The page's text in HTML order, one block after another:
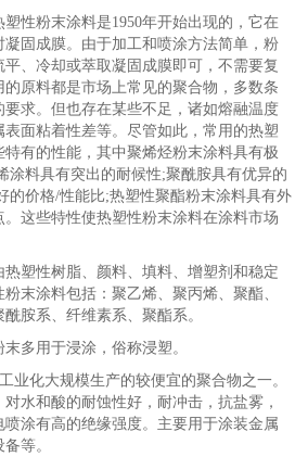
性粉末涂料是1950年开始出现的，它在
固成膜。由于加工和喷涂方法简单，粉
、冷却或萃取凝固成膜即可，不需要复
原料都是市场上常见的聚合物，多数条
求。但也存在某些不足，诸如熔融温度
面粘着性差等。尽管如此，常用的热塑
有的性能，其中聚烯烃粉末涂料具有极
涂料具有突出的耐候性;聚酰胺具有优异的
的价格/性能比;热塑性聚酯粉末涂料具有外
这些特性使热塑性粉末涂料在涂料市场
塑性树脂、颜料、填料、增塑剂和稳定
末涂料包括：聚乙烯、聚丙烯、聚酯、
胺系、纤维素系、聚酯系。
多用于浸涂，俗称浸塑。
业化大规模生产的较便宜的聚合物之一。
水和酸的耐蚀性好，耐冲击，抗盐雾，
涂有高的绝缘强度。主要用于涂装金属
等。